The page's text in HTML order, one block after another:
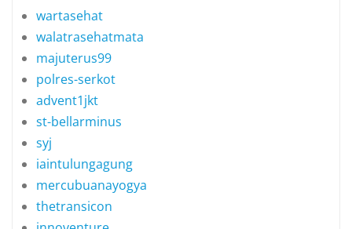
wartasehat
walatrasehatmata
majuterus99
polres-serkot
advent1jkt
st-bellarminus
syj
iaintulungagung
mercubuanayogya
thetransicon